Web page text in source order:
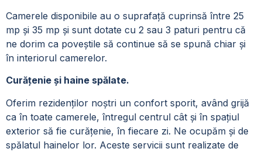
Camerele disponibile au o suprafață cuprinsă între 25
mp și 35 mp și sunt dotate cu 2 sau 3 paturi pentru că
ne dorim ca poveștile să continue să se spună chiar și
în interiorul camerelor.
Curățenie și haine spălate.
Oferim rezidenților noștri un confort sporit, având grijă
ca în toate camerele, întregul centrul cât și în spațiul
exterior să fie curățenie, în fiecare zi. Ne ocupăm și de
spălatul hainelor lor. Aceste servicii sunt realizate de